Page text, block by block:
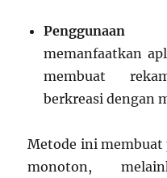
memanfaatkan
membuat
berkreasi dengan
Metode ini
monoton,